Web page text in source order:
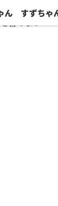
含みます
ん すずちゃ